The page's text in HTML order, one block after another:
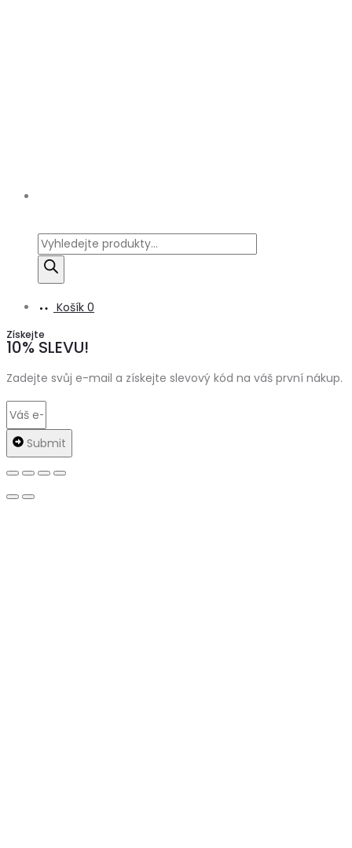
Products
search
Košík 0
Získejte
10% SLEVU!
Zadejte svůj e-mail a získejte slevový kód na váš první nákup.
Submit